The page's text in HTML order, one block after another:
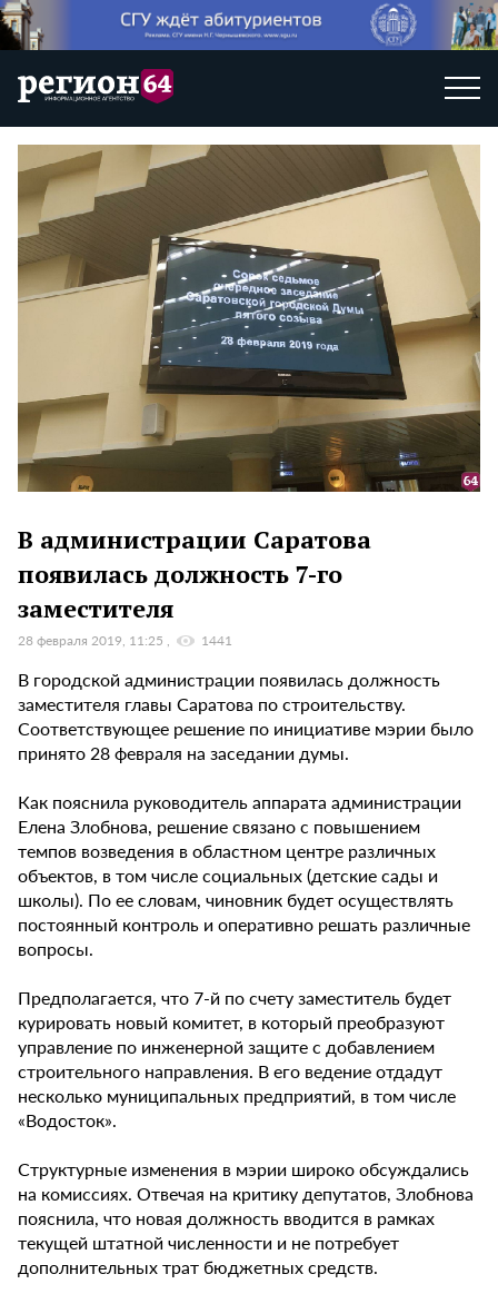
В администрации Саратова
появилась должность 7-го
заместителя
28 февраля 2019, 11:25 1441
В городской администрации появилась должность
заместителя главы Саратова по строительству.
Соответствующее решение по инициативе мэрии было
принято 28 февраля на заседании думы.
Как пояснила руководитель аппарата администрации
Елена Злобнова, решение связано с повышением
темпов возведения в областном центре различных
объектов, в том числе социальных (детские сады и
школы). По ее словам, чиновник будет осуществлять
постоянный контроль и оперативно решать различные
вопросы.
Предполагается, что 7-й по счету заместитель будет
курировать новый комитет, в который преобразуют
управление по инженерной защите с добавлением
строительного направления. В его ведение отдадут
несколько муниципальных предприятий, в том числе
«Водосток».
Структурные изменения в мэрии широко обсуждались
на комиссиях. Отвечая на критику депутатов, Злобнова
пояснила, что новая должность вводится в рамках
текущей штатной численности и не потребует
дополнительных трат бюджетных средств.